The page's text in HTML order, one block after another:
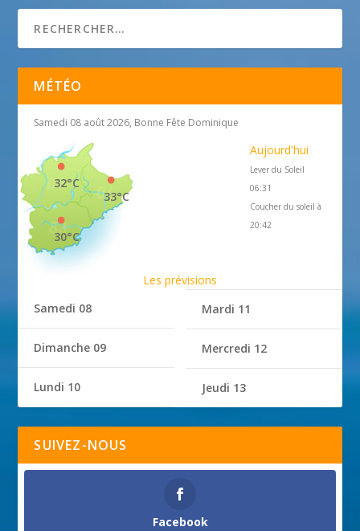
MÉTÉO
Samedi 08 août 2026, Bonne Fête Dominique
33°C
32°C
30°C
Aujourd'hui
Lever du Soleil
06:31
Coucher du soleil à
20:42
Les prévisions
Samedi 08
Dimanche 09
Lundi 10
Mardi 11
Mercredi 12
Jeudi 13
SUIVEZ-NOUS
Facebook